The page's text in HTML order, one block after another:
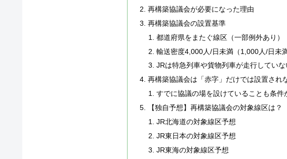
再構築協議会が必要になった理由
再構築協議会の設置基準
都道府県をまたぐ線区（一部例外あり）
輸送密度4,000人/日未満（1,000人/日未
JRは特急列車や貨物列車が走行してい
再構築協議会は「赤字」だけでは設置され
すでに協議の場を設けていることも条件
【独自予想】再構築協議会の対象線区は？
JR北海道の対象線区予想
JR東日本の対象線区予想
JR東海の対象線区予想